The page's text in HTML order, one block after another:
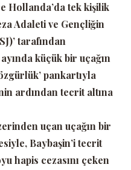
Hollanda’da tek kişilik
Adaleti ve Gençliğin
tarafından
küçük bir uçağın
pankartıyla
ardından tecrit altına
uçan uçağın bir
Baybaşin’i tecrit
hapis cezasını çeken